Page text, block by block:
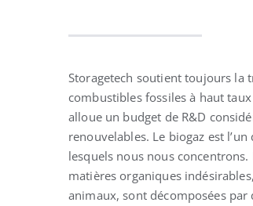
Storagetech soutient toujours la
combustibles fossiles à haut
alloue un budget de R&D
renouvelables. Le biogaz est
lesquels nous nous
matières organiques
animaux, sont décomposées par